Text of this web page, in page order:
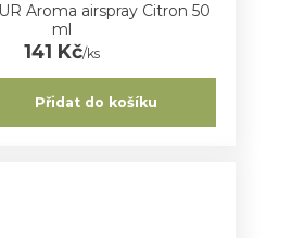
Aroma airspray Citron 50
ml
141 Kč/ks
Přidat do košíku